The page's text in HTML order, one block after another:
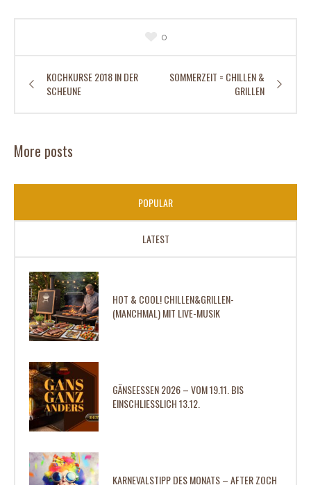
0
KOCHKURSE 2018 IN DER
SCHEUNE
SOMMERZEIT = CHILLEN &
GRILLEN
More posts
POPULAR
LATEST
HOT & COOL! CHILLEN&GRILLEN-
(MANCHMAL) MIT LIVE-MUSIK
GÄNSEESSEN 2026 – VOM 19.11. BIS
EINSCHLIESSLICH 13.12.
KARNEVALSTIPP DES MONATS – AFTER ZOCH